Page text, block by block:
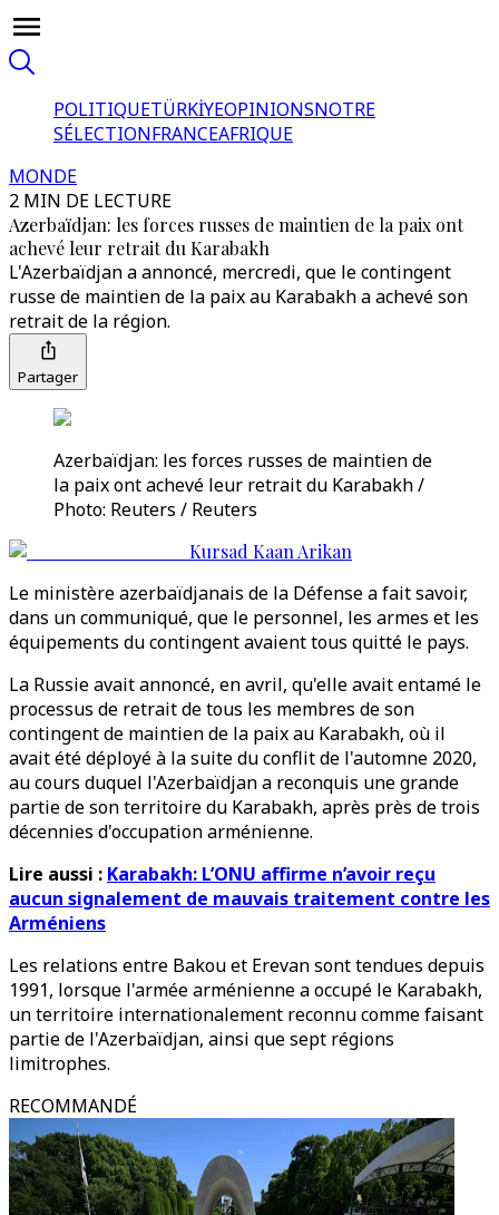
POLITIQUETÜRKİYEOPINIONSNOTRE
SÉLECTIONFRANCEAFRIQUE
MONDE
2 MIN DE LECTURE
Azerbaïdjan: les forces russes de maintien de la paix ont
achevé leur retrait du Karabakh
L'Azerbaïdjan a annoncé, mercredi, que le contingent
russe de maintien de la paix au Karabakh a achevé son
retrait de la région.
Partager
Azerbaïdjan: les forces russes de maintien de
la paix ont achevé leur retrait du Karabakh /
Photo: Reuters / Reuters
Kursad Kaan Arikan
Le ministère azerbaïdjanais de la Défense a fait savoir,
dans un communiqué, que le personnel, les armes et les
équipements du contingent avaient tous quitté le pays.
La Russie avait annoncé, en avril, qu'elle avait entamé le
processus de retrait de tous les membres de son
contingent de maintien de la paix au Karabakh, où il
avait été déployé à la suite du conflit de l'automne 2020,
au cours duquel l'Azerbaïdjan a reconquis une grande
partie de son territoire du Karabakh, après près de trois
décennies d'occupation arménienne.
Lire aussi : Karabakh: L’ONU affirme n’avoir reçu
aucun signalement de mauvais traitement contre les
Arméniens
Les relations entre Bakou et Erevan sont tendues depuis
1991, lorsque l'armée arménienne a occupé le Karabakh,
un territoire internationalement reconnu comme faisant
partie de l'Azerbaïdjan, ainsi que sept régions
limitrophes.
RECOMMANDÉ